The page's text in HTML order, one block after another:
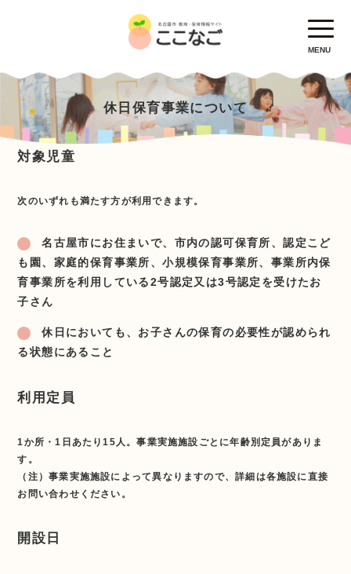
MENU
休日保育事業について
対象児童
次のいずれも満たす方が利用できます。
名古屋市にお住まいで、市内の認可保育所、認定こど
も園、家庭的保育事業所、小規模保育事業所、事業所内保
育事業所を利用している2号認定又は3号認定を受けたお
子さん
休日においても、お子さんの保育の必要性が認められ
る状態にあること
利用定員
1か所・1日あたり15人。事業実施施設ごとに年齢別定員がありま
す。
（注）事業実施施設によって異なりますので、詳細は各施設に直接
お問い合わせください。
開設日